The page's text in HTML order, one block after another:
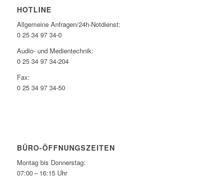
HOTLINE
Allgemeine Anfragen/24h-Notdienst:
0 25 34 97 34-0
Audio- und Medientechnik:
0 25 34 97 34-204
Fax:
0 25 34 97 34-50
BÜRO-ÖFFNUNGSZEITEN
Montag bis Donnerstag:
07:00 – 16:15 Uhr